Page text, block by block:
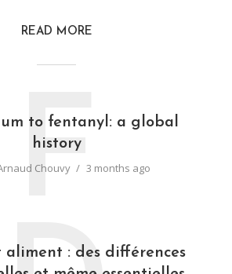
READ MORE
to fentanyl: a global
history
Chouvy 3 months ago
F
aliment : des différences